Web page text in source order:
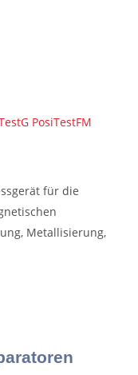
PosiTestFM
für die
Metallisierung,